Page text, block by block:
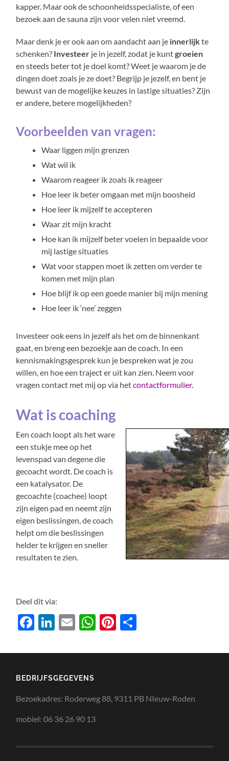
kapper. Maar ook de schoonheidsspecialiste, of een
bezoek aan de sauna zijn voor velen niet vreemd.
Maar denk je er ook aan om aandacht aan je innerlijkte
schenken? Investeer je in jezelf, zodat je kuntgroeien
en steeds beter tot je doel komt? Weet je waarom je de
dingen doet zoals je ze doet? Begrijp je jezelf, en bent je
bewust van de mogelijke keuzes in lastige situaties? Zijn
er andere, betere mogelijkheden?
Voorbeelden van vragen:
Waar liggen mijn grenzen
Wat wil ik
Waarom reageer ik zoals ik reageer
Hoe leer ik beter omgaan met mijn boosheid
Hoe leer ik mijzelf te accepteren
Waar zit mijn kracht
Hoe kan ik mijzelf beter voelen in bepaalde voor
mij lastige situaties
Wat voor stappen moet ik zetten om verder te
komen met mijn plan
Hoe blijf ik op een goede manier bij mijn mening
Hoe leer ik ‘nee’ zeggen
Investeer ook eens in jezelf als het om de binnenkant
gaat, en breng een bezoekje aan de coach. In een
kennismakingsgesprek kun je bespreken wat je zou
willen, en hoe een traject er uit kan zien. Neem voor
vragen contact met mij op via hetcontactformulier.
Wat is coaching
Een coach loopt als het ware
een stukje mee op het
levenspad van degene die
gecoacht wordt. De coach is
een katalysator. De
gecoachte (coachee) loopt
zijn eigen pad en neemt zijn
eigen beslissingen, de coach
helpt om die beslissingen
helder te krijgen en sneller
resultaten te zien.
Deel dit via:
Facebook
LinkedIn
EmailWhatsApp
Pinterest
BEDRIJFSGEGEVENS
Bezoekadres: Roderweg 88, 9311 PB NIeuw-Roden
mobiel: 06 36 26 90 13